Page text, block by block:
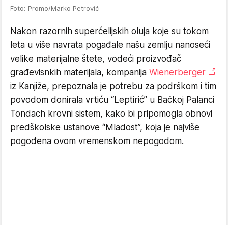
Foto: Promo/Marko Petrović
Nakon razornih superćelijskih oluja koje su tokom
leta u više navrata pogađale našu zemlju nanoseći
velike materijalne štete, vodeći proizvođač
građevisnkih materijala, kompanija Wienerberger
iz Kanjiže, prepoznala je potrebu za podrškom i tim
povodom donirala vrtiću “Leptirić” u Bačkoj Palanci
Tondach krovni sistem, kako bi pripomogla obnovi
predškolske ustanove “Mladost”, koja je najviše
pogođena ovom vremenskom nepogodom.